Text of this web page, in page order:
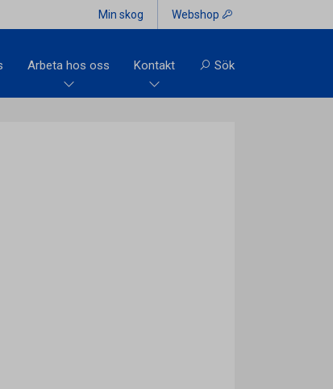
Min skog Webshop
Arbeta hos oss Kontakt Sök